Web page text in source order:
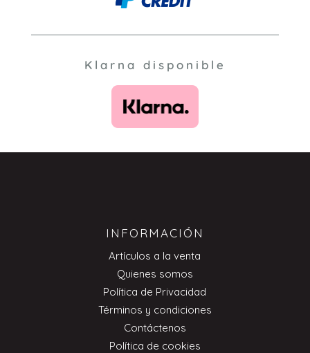
Klarna disponible
INFORMACIÓN
Artículos a la venta
Quienes somos
Política de Privacidad
Términos y condiciones
Contáctenos
Política de cookies